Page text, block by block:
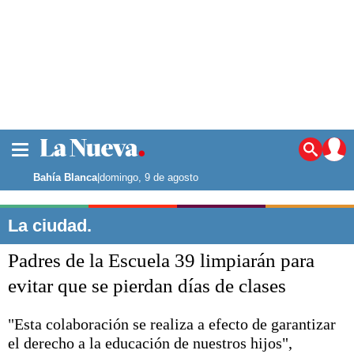
Noticias
La ciudad
Punta Alta
El mundo
Seguridad
Deportes
Escenario Olímpico
Liga del Sur
Bahía Blanca|domingo, 9 de agosto
La ciudad.
Padres de la Escuela 39 limpiarán para
evitar que se pierdan días de clases
"Esta colaboración se realiza a efecto de garantizar
el derecho a la educación de nuestros hijos",